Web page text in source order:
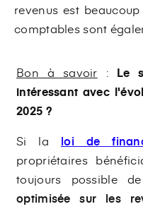
revenus est
comptables sont
Bon à savoir : Le
intéressant avec
2025 ?
Si la loi de
propriétaires
toujours possible
optimisée sur les